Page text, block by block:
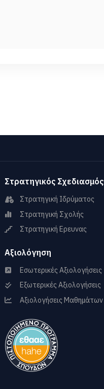
Στρατηγικός Σχεδιασμός
Στρατηγική Ιδρύματος
Στρατηγική Σχολής
Στρατηγική Ερευνας
Αξιολόγηση
Εσωτερικές Αξιολογήσεις
Εξωτερικές Αξιολογήσεις
Αξιολογήσεις Μαθημάτων